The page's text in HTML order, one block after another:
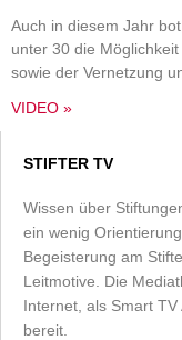
Auch in diesem Jahr
unter 30 die
sowie der Vernetzung
VIDEO »
STIFTER TV
Wissen über
ein wenig
Begeisterung am
Leitmotive. Die
Internet, als Smart
bereit.